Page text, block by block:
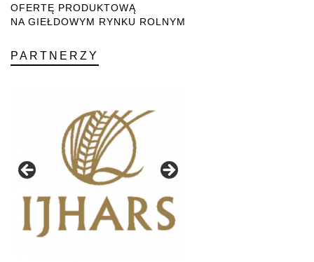
OFERTĘ PRODUKTOWĄ
NA GIEŁDOWYM RYNKU ROLNYM
PARTNERZY